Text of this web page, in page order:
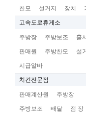
찬모 설거지 장치
고속도로휴게소
주방장 주방보조 홀
판매원 주방찬모 설
시급알바
치킨전문점
판매계산원 주방장
주방보조 배달 점 장